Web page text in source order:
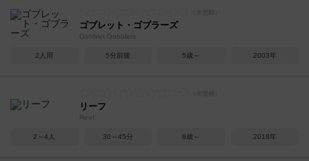
ゴブレット・ゴブラーズ
Gobblet Gobblers
2人用 5分前後 5歳～ 2003年
リーフ
Reef
2～4人 30～45分 8歳～ 2018年